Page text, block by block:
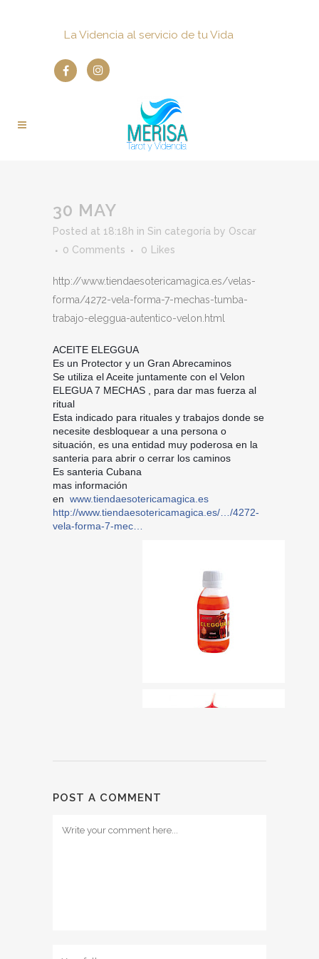
La Videncia al servicio de tu Vida
30 MAY
Posted at 18:18h in Sin categoría by Oscar
0 Comments
0 Likes
http://www.tiendaesotericamagica.es/velas-
forma/4272-vela-forma-7-mechas-tumba-
trabajo-eleggua-autentico-velon.html
ACEITE ELEGGUA
Es un Protector y un Gran Abrecaminos
Se utiliza el Aceite juntamente con el Velon
ELEGUA 7 MECHAS , para dar mas fuerza al
ritual
Esta indicado para rituales y trabajos donde se
necesite desbloquear a una persona o
situación, es una entidad muy poderosa en la
santeria para abrir o cerrar los caminos
Es santeria Cubana
mas información
en www.tiendaesotericamagica.es
http://www.tiendaesotericamagica.es/…/4272-
vela-forma-7-mec…
POST A COMMENT